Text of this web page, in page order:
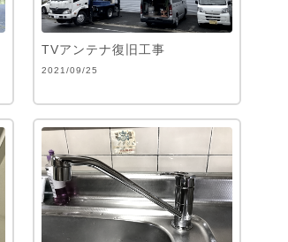
TVアンテナ復旧工事
2021/09/25